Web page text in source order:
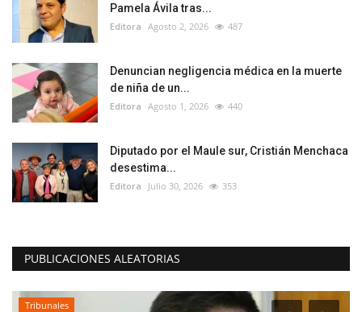
Pamela Ávila tras...
Editora Agosto 2, 2026 487
Denuncian negligencia médica en la muerte
de niña de un...
Editora Agosto 1, 2026 440
Diputado por el Maule sur, Cristián Menchaca
desestima...
Editora Julio 30, 2026 353
PUBLICACIONES ALEATORIAS
Tribunales